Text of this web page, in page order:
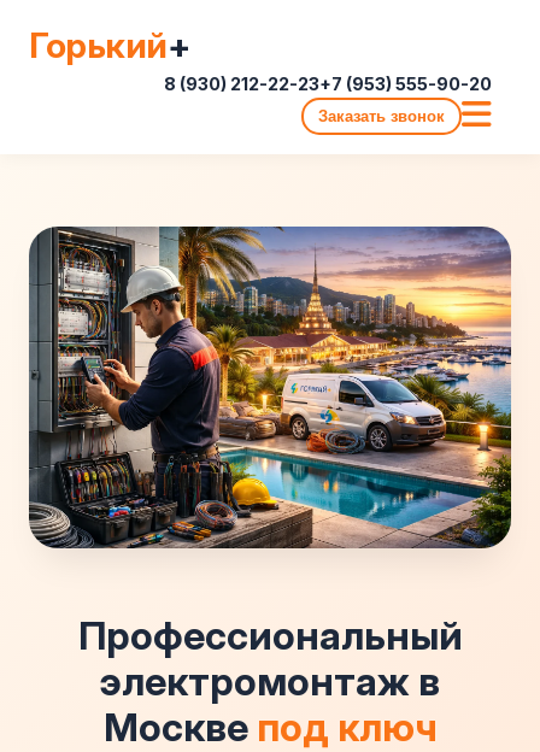
Горький+
8 (930) 212-22-23+7 (953) 555-90-20
Заказать звонок
Профессиональный
электромонтаж в
Москве под ключ